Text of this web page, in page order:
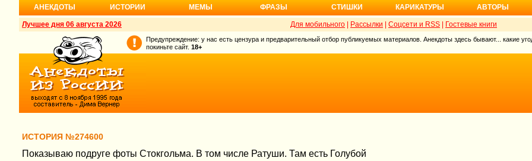
АНЕКДОТЫ ИСТОРИИ МЕМЫ ФРАЗЫ СТИШКИ КАРИКАТУРЫ АВТОРЫ
Лучшее дня 06 августа 2026 Для мобильного Рассылки Соцсети и RSS Гостевые книги
Предупреждение: у нас есть цензура и предварительный отбор публикуемых материалов. Анекдоты здесь бывают... какие
покиньте сайт. 18+
ИСТОРИЯ №274600
Показываю подруге фоты Стокгольма. В том числе Ратуши. Там есть Голубой